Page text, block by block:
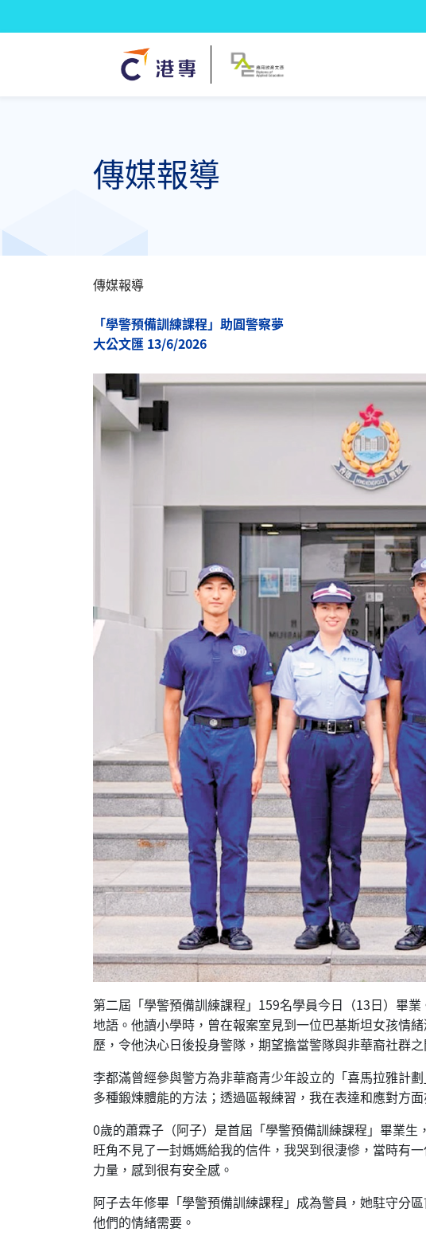
傳媒報導
傳媒報導
「學警預備訓練課程」助圓警察夢
大公文匯 13/6/2026
第二屆「學警預備訓練課程」159名學員今日（13日）畢
地語。他讀小學時，曾在報案室見到一位巴基斯坦女孩情
歷，令他決心日後投身警隊，期望擔當警隊與非華裔社群之
李都滿曾經參與警方為非華裔青少年設立的「喜馬拉雅計
多種鍛煉體能的方法；透過區報練習，我在表達和應對方
0歲的蕭霖子（阿子）是首屆「學警預備訓練課程」畢業
旺角不見了一封媽媽給我的信件，我哭到很淒慘，當時有
力量，感到很有安全感。
阿子去年修畢「學警預備訓練課程」成為警員，她駐守分
他們的情緒需要。